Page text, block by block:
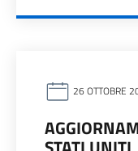
26 OTTOBRE